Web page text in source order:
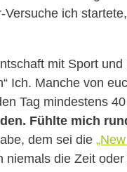
ich
mit Sport und
Ich. Manche von
Tag mindestens
Fühlte mich
dem sei die
die Zeit